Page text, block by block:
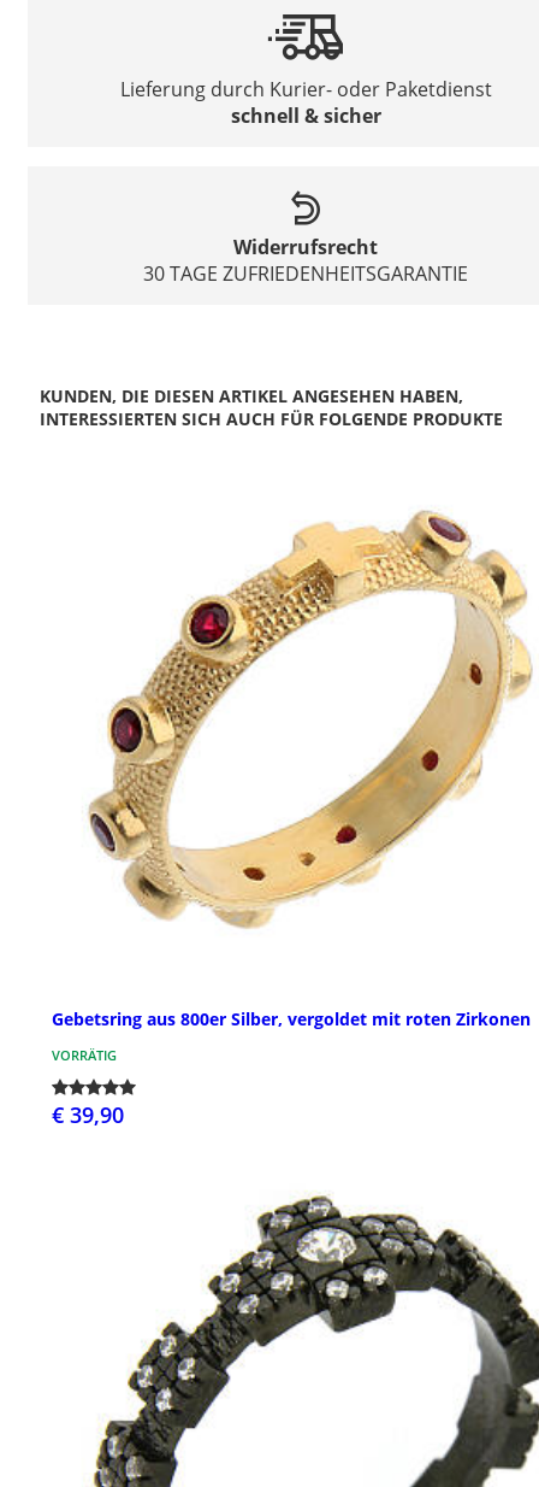
Lieferung durch Kurier- oder Paketdienst
schnell & sicher
Widerrufsrecht
30 TAGE ZUFRIEDENHEITSGARANTIE
KUNDEN, DIE DIESEN ARTIKEL ANGESEHEN HABEN,
INTERESSIERTEN SICH AUCH FÜR FOLGENDE PRODUKTE
Gebetsring aus 800er Silber, vergoldet mit roten Zirkonen
VORRÄTIG
€ 39,90